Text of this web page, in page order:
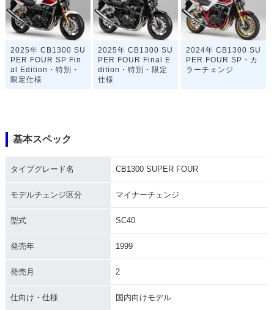
2025年 CB1300 SU
PER FOUR SP Fin
al Edition・特別・
限定仕様
2025年 CB1300 SU
PER FOUR Final E
dition・特別・限定
仕様
2024年 CB1300 SU
PER FOUR SP・カ
ラーチェンジ
2023年 CB1300 SU
チェンジ
2023年 CB1300 SU
h Anniversary・特
2023年 CB1300 SU
2021年 CB1300 SU
PER FOUR SP・マ
2021年 CB1300 SU
PER FOUR・マイナ
基本スペック
タイプグレード名 CB1300 SUPER FOUR
モデルチェンジ区分 マイナーチェンジ
型式 SC40
発売年 1999
発売月 2
仕向け・仕様 国内向けモデル